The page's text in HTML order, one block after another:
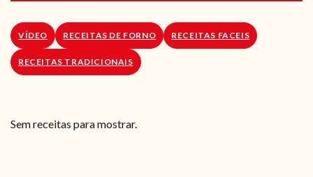
SOBRE NÓS
LOJA ONLINE
VÍDEO RECEITAS DE FORNO RECEITAS FACEIS
RECEITAS TRADICIONAIS
Sem receitas para mostrar.